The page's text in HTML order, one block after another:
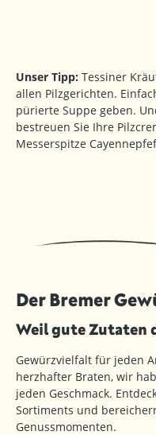
Unser Tipp: Tessiner
allen Pilzgerichten.
pürierte Suppe geben.
bestreuen Sie Ihre
Messerspitze
Der Bremer
Weil gute Zutaten
Gewürzvielfalt für jeden
herzhafter Braten, wir
jeden Geschmack.
Sortiments und
Genussmomenten.